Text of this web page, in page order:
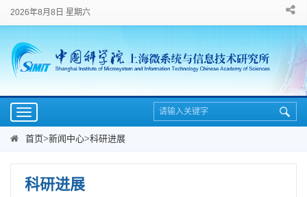
2026年8月8日 星期六
Toggle
navigation
首页>新闻中心>科研进展
科研进展